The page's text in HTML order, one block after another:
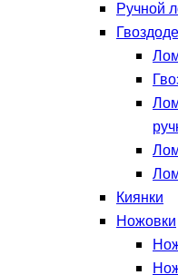
Ручной
Киянки
Ножовки